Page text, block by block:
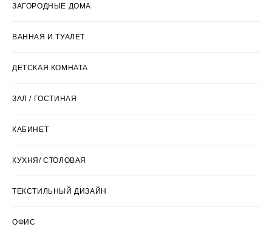
ЗАГОРОДНЫЕ ДОМА
ВАННАЯ И ТУАЛЕТ
ДЕТСКАЯ КОМНАТА
ЗАЛ / ГОСТИНАЯ
КАБИНЕТ
КУХНЯ/ СТОЛОВАЯ
ТЕКСТИЛЬНЫЙ ДИЗАЙН
ОФИС